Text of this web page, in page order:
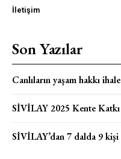
İletişim
Son Yazılar
Canlıların yaşam hakkı
SİVİLAY 2025 Kente
SİVİLAY’dan 7 dalda 9